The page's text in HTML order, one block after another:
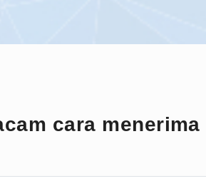
cara menerima